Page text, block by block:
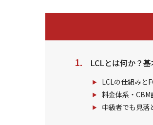
LCLとは何か？
LCLの仕組みと
料金体系・
中級者でも見落